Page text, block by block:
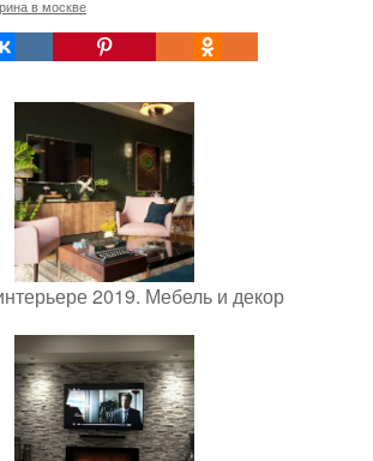
в москве
2019. Мебель и декор